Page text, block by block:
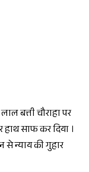
बत्ती चौराहा पर
साफ कर दिया ।
से न्याय की गुहार